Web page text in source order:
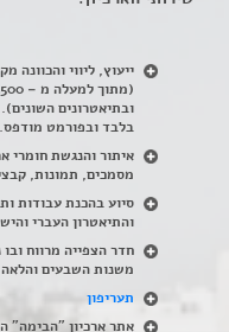
ייעוץ, ליווי והכוונה
ובתיאטרונים
בלבד ובפורמט מודפס.
איתור והנגשת חומרי
מסמכים, תמונות,
סיוע בהכנת עבודות
והתיאטרון העברי
משנות השבעים
תעריפון
אתר ארכיון "הבימה"